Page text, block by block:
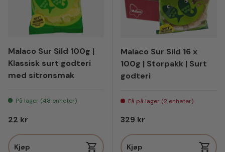
Malaco Sur Sild 100g |
Klassisk surt godteri
med sitronsmak
På lager (48 enheter)
Vanlig pris
22 kr
Kjøp
Malaco Sur Sild 16 x
100g | Storpakk | Surt
godteri
Få på lager (2 enheter)
Vanlig pris
329 kr
Kjøp